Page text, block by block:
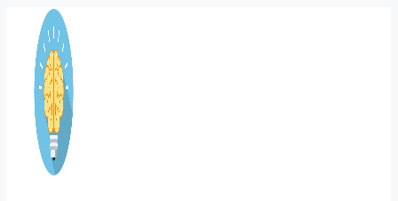
Перейти
содержимому